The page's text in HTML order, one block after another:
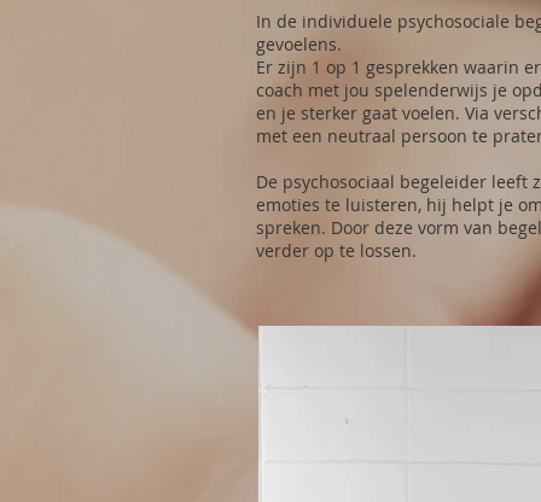
In de individuele psychosociale
gevoelens.
Er zijn 1 op 1 gesprekken waarin
coach met jou spelenderwijs je
en je sterker gaat voelen. Via
met een neutraal persoon te
De psychosociaal begeleider
emoties te luisteren, hij helpt je
spreken. Door deze vorm van
verder op te lossen.